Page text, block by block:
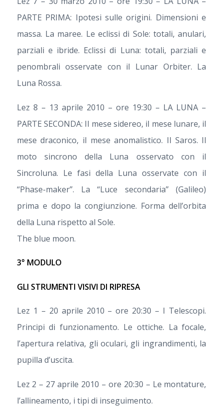
PARTE PRIMA: Ipotesi sulle origini. Dimensioni e
massa. La maree. Le eclissi di Sole: totali, anulari,
parziali e ibride. Eclissi di Luna: totali, parziali e
penombrali osservate con il Lunar Orbiter. La
Luna Rossa.
Lez 8 – 13 aprile 2010 – ore 19:30 – LA LUNA –
PARTE SECONDA: Il mese sidereo, il mese lunare, il
mese draconico, il mese anomalistico. Il Saros. Il
moto sincrono della Luna osservato con il
Sincroluna. Le fasi della Luna osservate con il
“Phase-maker”. La “Luce secondaria” (Galileo)
prima e dopo la congiunzione. Forma dell’orbita
della Luna rispetto al Sole.
The blue moon.
3° MODULO
GLI STRUMENTI VISIVI DI RIPRESA
Lez 1 – 20 aprile 2010 – ore 20:30 – I Telescopi.
Principi di funzionamento. Le ottiche. La focale,
l’apertura relativa, gli oculari, gli ingrandimenti, la
pupilla d’uscita.
Lez 2 – 27 aprile 2010 – ore 20:30 – Le montature,
l’allineamento, i tipi di inseguimento.